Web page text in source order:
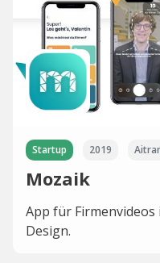
Startup 2019
Mozaik
App für
Design.